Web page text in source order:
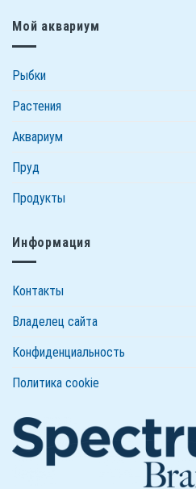
Мой аквариум
Рыбки
Растения
Аквариум
Пруд
Продукты
Информация
Контакты
Владелец сайта
Конфиденциальность
Политика cookie